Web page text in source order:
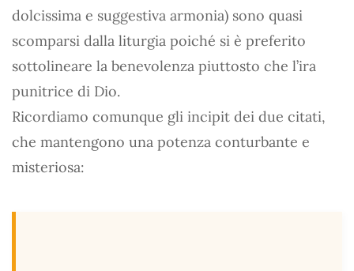
dolcissima e suggestiva armonia) sono quasi
scomparsi dalla liturgia poiché si è preferito
sottolineare la benevolenza piuttosto che l’ira
punitrice di Dio.
Ricordiamo comunque gli incipit dei due citati,
che mantengono una potenza conturbante e
misteriosa: